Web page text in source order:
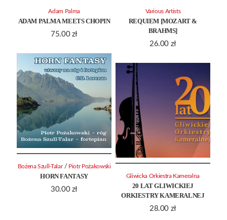
ADAM PALMA MEETS CHOPIN
75.00 zł
Adam Palma
REQUIEM [MOZART &
BRAHMS]
26.00 zł
Various Artists
HORN FANTASY
30.00 zł
Bożena Szull-Talar / Piotr Pożakowski
20 LAT GLIWICKIEJ
ORKIESTRY KAMERALNEJ
28.00 zł
Gliwicka Orkiestra Kameralna